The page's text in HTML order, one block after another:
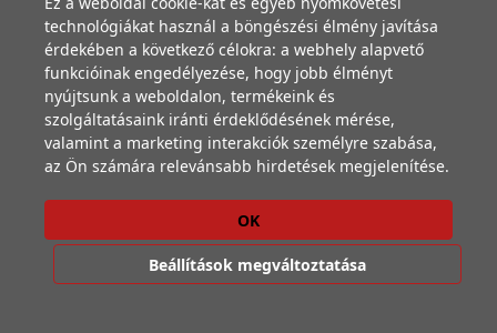
technológiákat használ a böngészési élmény javítása
érdekében a következő célokra: a webhely alapvető
funkcióinak engedélyezése, hogy jobb élményt
nyújtsunk a weboldalon, termékeink és
szolgáltatásaink iránti érdeklődésének mérése,
valamint a marketing interakciók személyre szabása,
az Ön számára relevánsabb hirdetések megjelenítése.
OK
Beállítások megváltoztatása
ÁSZF
A honlapon található árak az ÁFA-t tartalmazzák. © 2026
ecodanshop.hu - Minden Jog Fenntartva